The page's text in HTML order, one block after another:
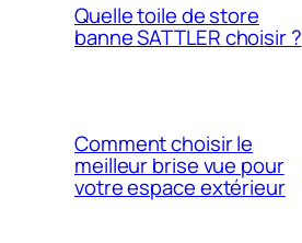
Quelle toile de store
banne SATTLER choisir ?
Comment choisir le
meilleur brise vue pour
votre espace extérieur